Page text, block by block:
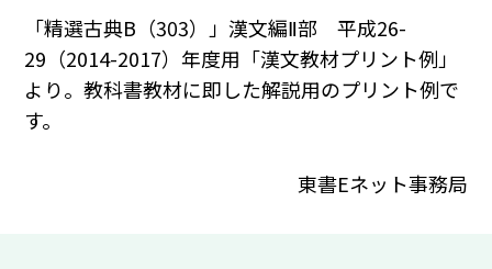
「精選古典B（303）」漢文編Ⅱ部 平成26-
29（2014-2017）年度用「漢文教材プリント例」
より。教科書教材に即した解説用のプリント例で
す。
東書Eネット事務局